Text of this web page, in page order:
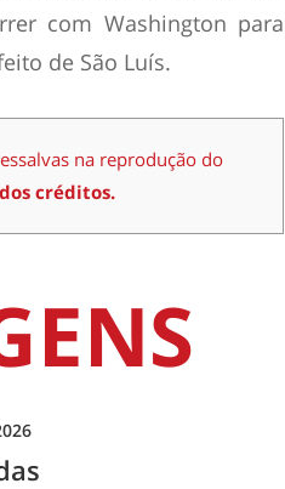
com Washington para
de São Luís.
na reprodução do
créditos.